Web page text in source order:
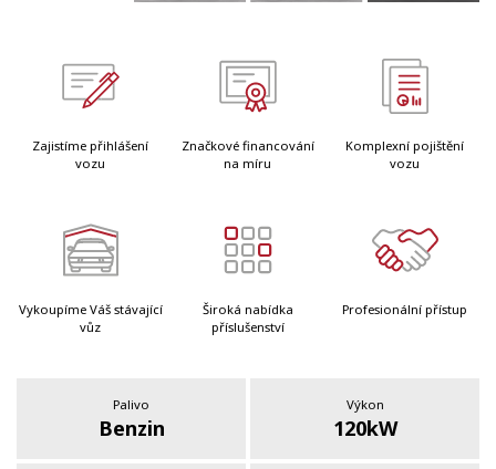
Zajistíme přihlášení
vozu
Značkové financování
na míru
Komplexní pojištění
vozu
Vykoupíme Váš stávající
vůz
Široká nabídka
příslušenství
Profesionální přístup
Palivo
Benzin
Výkon
120kW